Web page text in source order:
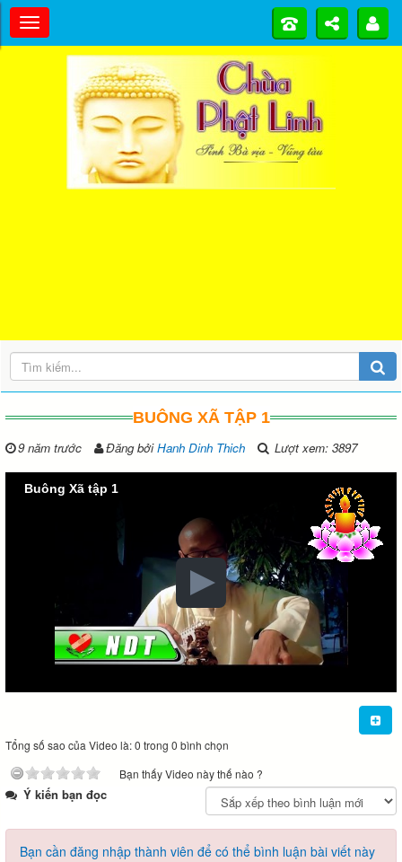
BUÔNG XÃ TẬP 1
9 năm trước Đăng bởiHanh Dinh Thich Lượt xem: 3897
Buông Xã tập 1
Tổng số sao của Video là: 0 trong 0 bình chọn
Bạn thấy Video này thế nào ?
Ý kiến bạn đọc
Bạn cần đăng nhập thành viên để có thể bình luận bài viết này